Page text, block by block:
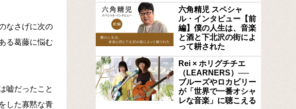
なさげに次の
る葛藤に悩む
嘘だったこと
した寡黙な青
六角精児 スペシャ
ル・インタビュー【前
編】僕の人生は、音楽
と酒と下北沢の街によ
って耕された
Rei × ホリグチチエ
（LEARNERS）──
ブルーズやロカビリー
が「世界で一番オシャ
レな音楽」に聴こえる